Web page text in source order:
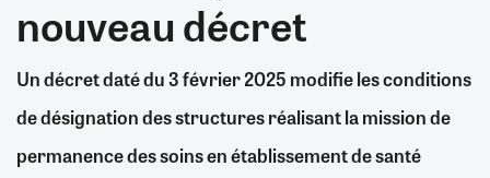
nouveau décret
Un décret daté du 3 février 2025 modifie les conditions
de désignation des structures réalisant la mission de
permanence des soins en établissement de santé